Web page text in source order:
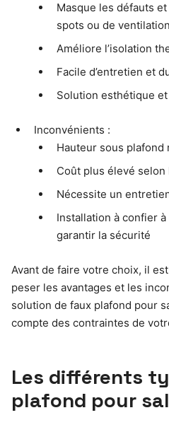
Masque les défauts
spots ou de ventilation
Améliore l’isolation
Facile d’entretien et
Solution esthétique
Inconvénients :
Hauteur sous plafond
Coût plus élevé
Nécessite un
Installation à confier
garantir la sécurité
Avant de faire votre choix, il
peser les avantages et les
solution de faux plafond pour
compte des contraintes de
Les différents
plafond pour